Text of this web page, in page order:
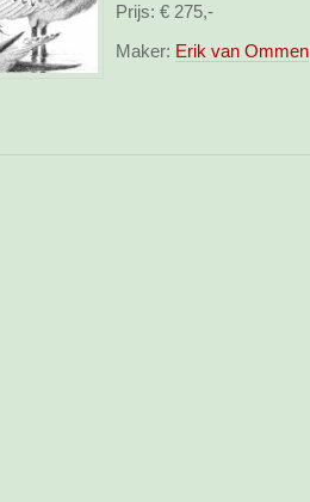
Prijs: € 275,-
Maker: Erik van Ommen